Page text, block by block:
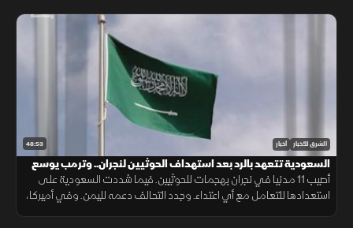
48:53 الشرق للأخبار أخبار
السعودية تتعهد بالرد بعد استهداف الحوثيين لنجران.. وترمب يوسع
قيود الجنسيةأصيب 11 مدنيا في نجران بهجمات للحوثيين. فيما شددت السعودية على
استعدادها للتعامل مع أي اعتداء. وجدد التحالف دعمه لليمن. وفي أميركا،